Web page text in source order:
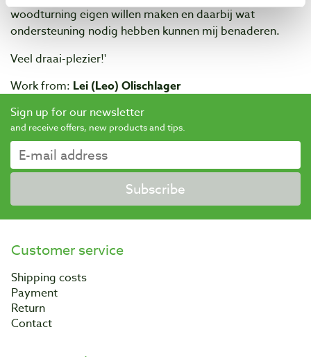
woodturning eigen willen maken en daarbij wat
ondersteuning nodig hebben kunnen mij benaderen.
Veel draai-plezier!'
Work from: Lei (Leo) Olischlager
Sign up for our newsletter
and receive offers, new products and tips.
Subscribe
Customer service
Shipping costs
Payment
Return
Contact